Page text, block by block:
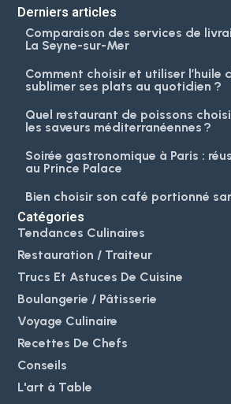
Derniers articles
Comparaison des services de
La Seyne-sur-Mer
Comment choisir et utiliser l’huile
sublimer ses plats au quotidien ?
Quel restaurant de poissons
les saveurs méditerranéennes ?
Soirée gastronomique à Paris :
au Prince Palace
Bien choisir son café portionné
Catégories
Tendances Culinaires
Restauration / Traiteur
Trucs Et Astuces De Cuisine
Boulangerie / Pâtisserie
Voyage Culinaire
Recettes De Chefs
Conseils
L'art à Table